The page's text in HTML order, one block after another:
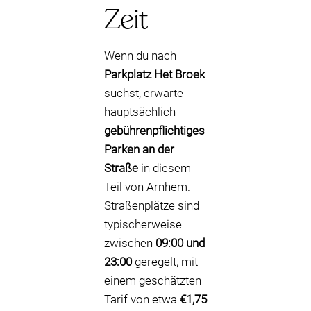
Zeit
Wenn du nach
Parkplatz Het Broek
suchst, erwarte
hauptsächlich
gebührenpflichtiges
Parken an der
Straße in diesem
Teil von Arnhem.
Straßenplätze sind
typischerweise
zwischen 09:00 und
23:00geregelt, mit
einem geschätzten
Tarif von etwa €1,75